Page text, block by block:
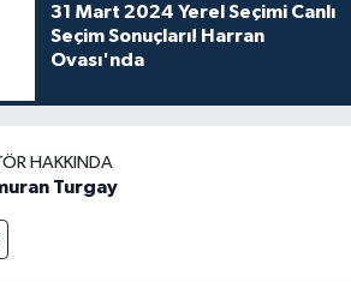
31 Mart 2024 Yerel Seçimi Canlı
Seçim Sonuçları! Harran
Ovası'nda
HAKKINDA
Turgay